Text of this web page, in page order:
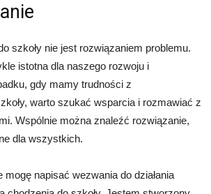
szkoły nie jest rozwiązaniem problemu.
istotna dla naszego rozwoju i
gdy mamy trudności z
warto szukać wsparcia i rozmawiać z
Wspólnie można znaleźć rozwiązanie,
dla wszystkich.
mogę napisać wezwania do działania